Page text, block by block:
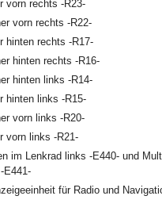
vorn rechts -R23-
vorn rechts -R22-
hinten rechts -R17-
hinten rechts -R16-
hinten links -R14-
hinten links -R15-
vorn links -R20-
vorn links -R21-
im Lenkrad links -E440- und
E441-
für Radio und